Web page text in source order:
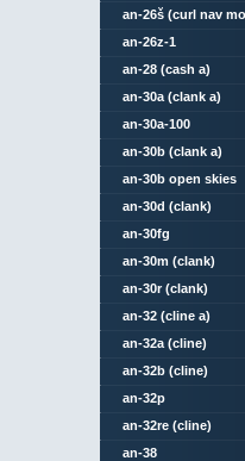
an-26š (curl nav
an-26z-1
an-28 (cash a)
an-30a (clank a)
an-30a-100
an-30b (clank a)
an-30b open skies
an-30d (clank)
an-30fg
an-30m (clank)
an-30r (clank)
an-32 (cline a)
an-32a (cline)
an-32b (cline)
an-32p
an-32re (cline)
an-38